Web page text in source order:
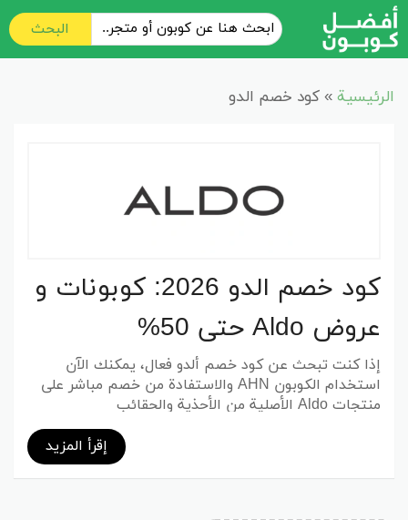
البحث
الرئيسية » كود خصم الدو
إقرأ المزيد
كود خصم الدو 2026: كوبونات و
عروض Aldo حتى 50%
إذا كنت تبحث عنكود خصم ألدو فعال، يمكنك الآن
استخدام الكوبون AHN والاستفادة من خصم مباشر على
منتجات Aldo الأصلية من الأحذية والحقائب
والإكسسوارات، مع تجربة تسوق سهلة وسريعة وتوفير